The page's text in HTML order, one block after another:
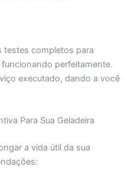
testes completos para
perfeitamente.
executado, dando a você
Para Sua Geladeira
a vida útil da sua